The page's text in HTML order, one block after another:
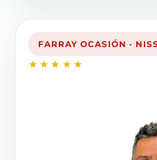
FARRAY OCASIÓN ·
★★★★★